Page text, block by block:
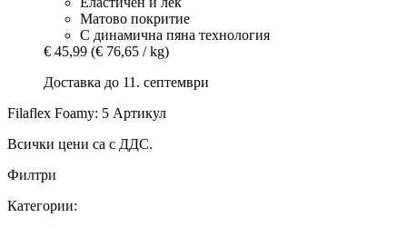
Матово покритие
С динамична пяна технология
€ 45,99 (€ 76,65 / kg)
Доставка до 11. септември
Filaflex Foamy: 5 Артикул
Всички цени са с ДДС.
Филтри
Категории: